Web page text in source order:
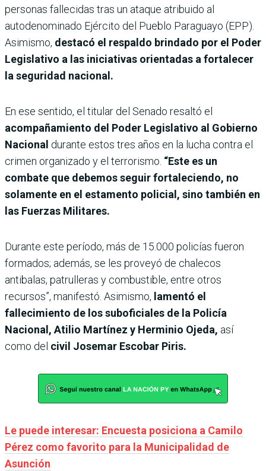
personas fallecidas tras un ataque atribuido al
autodenominado Ejército del Pueblo Paraguayo (EPP).
Asimismo, destacó el respaldo brindado por el Poder
Legislativo a las iniciativas orientadas a fortalecer
la seguridad nacional.
En ese sentido, el titular del Senado resaltó el
acompañamiento del Poder Legislativo al Gobierno
Nacional durante estos tres años en la lucha contra el
crimen organizado y el terrorismo. “Este es un
combate que debemos seguir fortaleciendo, no
solamente en el estamento policial, sino también en
las Fuerzas Militares.
Durante este período, más de 15.000 policías fueron
formados; además, se les proveyó de chalecos
antibalas, patrulleras y combustible, entre otros
recursos”, manifestó. Asimismo, lamentó el
fallecimiento de los suboficiales de la Policía
Nacional, Atilio Martínez y Herminio Ojeda, así
como del civil Josemar Escobar Piris.
Le puede interesar: Encuesta posiciona a Camilo
Pérez como favorito para la Municipalidad de
Asunción